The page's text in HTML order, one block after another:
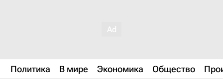
Политика В мире Экономика Общество